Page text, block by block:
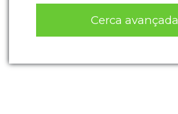
Cerca avançada